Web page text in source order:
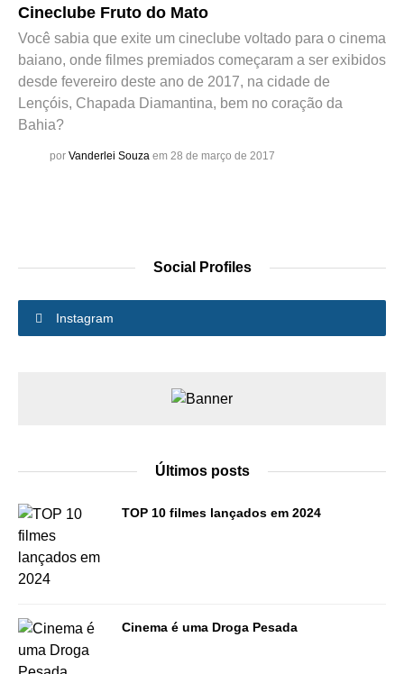
Cineclube Fruto do Mato
Você sabia que exite um cineclube voltado para o cinema
baiano, onde filmes premiados começaram a ser exibidos
desde fevereiro deste ano de 2017, na cidade de
Lençóis, Chapada Diamantina, bem no coração da
Bahia?
por Vanderlei Souza em 28 de março de 2017
Social Profiles
Instagram
Últimos posts
TOP 10 filmes lançados em 2024
Cinema é uma Droga Pesada